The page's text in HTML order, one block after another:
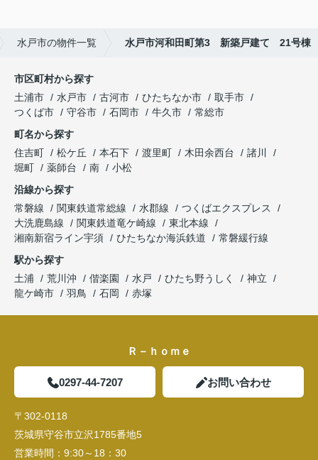
水戸市の物件一覧 水戸市河和田町第3 新築戸建て 21号棟
市区町村から探す
土浦市
水戸市 古河市 ひたちなか市
取手市
つくば市
守谷市 石岡市 牛久市
常総市
町名から探す
住吉町
松ケ丘 本石下 渡里町 木田余西台
諸川
堀町
薬師台 南
小松
沿線から探す
常磐線
関東鉄道常総線 水郡線
つくばエクスプレス
大洗鹿島線
関東鉄道竜ケ崎線
東北本線
湘南新宿ライン宇須
ひたちなか海浜鉄道
常磐緩行線
駅から探す
土浦
荒川沖 偕楽園 水戸 ひたち野うしく
神立
龍ケ崎市
羽鳥 石岡 赤塚
Ｒ－ｈｏｍｅ
0297-44-7207 お問い合わせ
〒302-0118
茨城県守谷市立沢1785番地5
営業時間： 9:30～18：30